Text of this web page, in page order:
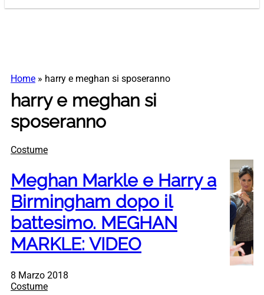
Home » harry e meghan si sposeranno
harry e meghan si
sposeranno
Costume
Meghan Markle e Harry a
Birmingham dopo il
battesimo. MEGHAN
MARKLE: VIDEO
8 Marzo 2018
Costume